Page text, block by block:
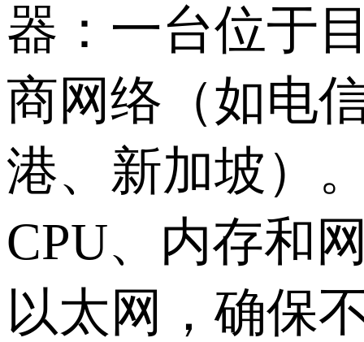
器：一台位于
商网络（如电
港、新加坡）
CPU、内存和
以太网，确保